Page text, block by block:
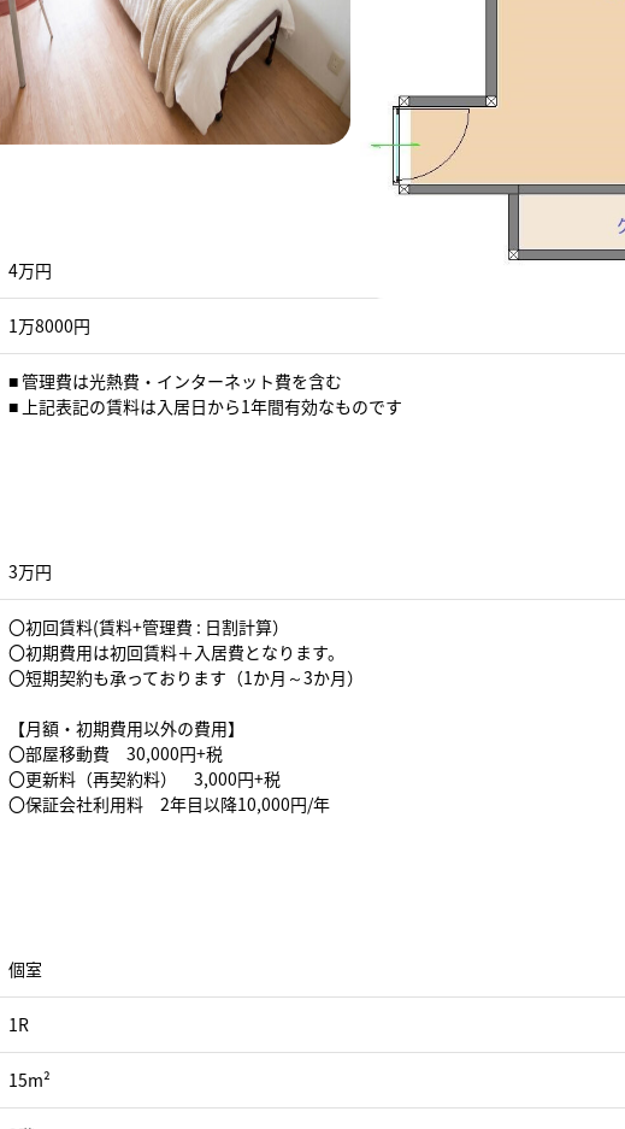
4万円
1万8000円
■ 管理費は光熱費・インターネット費を含む
■ 上記表記の賃料は入居日から1年間有効なものです
3万円
〇初回賃料(賃料+管理費 : 日割計算）
〇初期費用は初回賃料＋入居費となります。
〇短期契約も承っております（1か月～3か月）
【月額・初期費用以外の費用】
〇部屋移動費 30,000円+税
〇更新料（再契約料） 3,000円+税
〇保証会社利用料 2年目以降10,000円/年
個室
1R
15m²